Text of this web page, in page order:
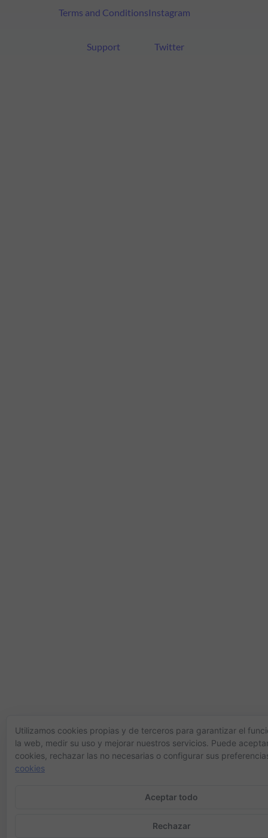
Terms and Conditions
Support
Instagram
Twitter
Utilizamos cookies propias y de terceros para garantizar el
la web, medir su uso y mejorar nuestros servicios. Puede
cookies, rechazar las no necesarias o configurar sus
cookies
Aceptar todo
Rechazar